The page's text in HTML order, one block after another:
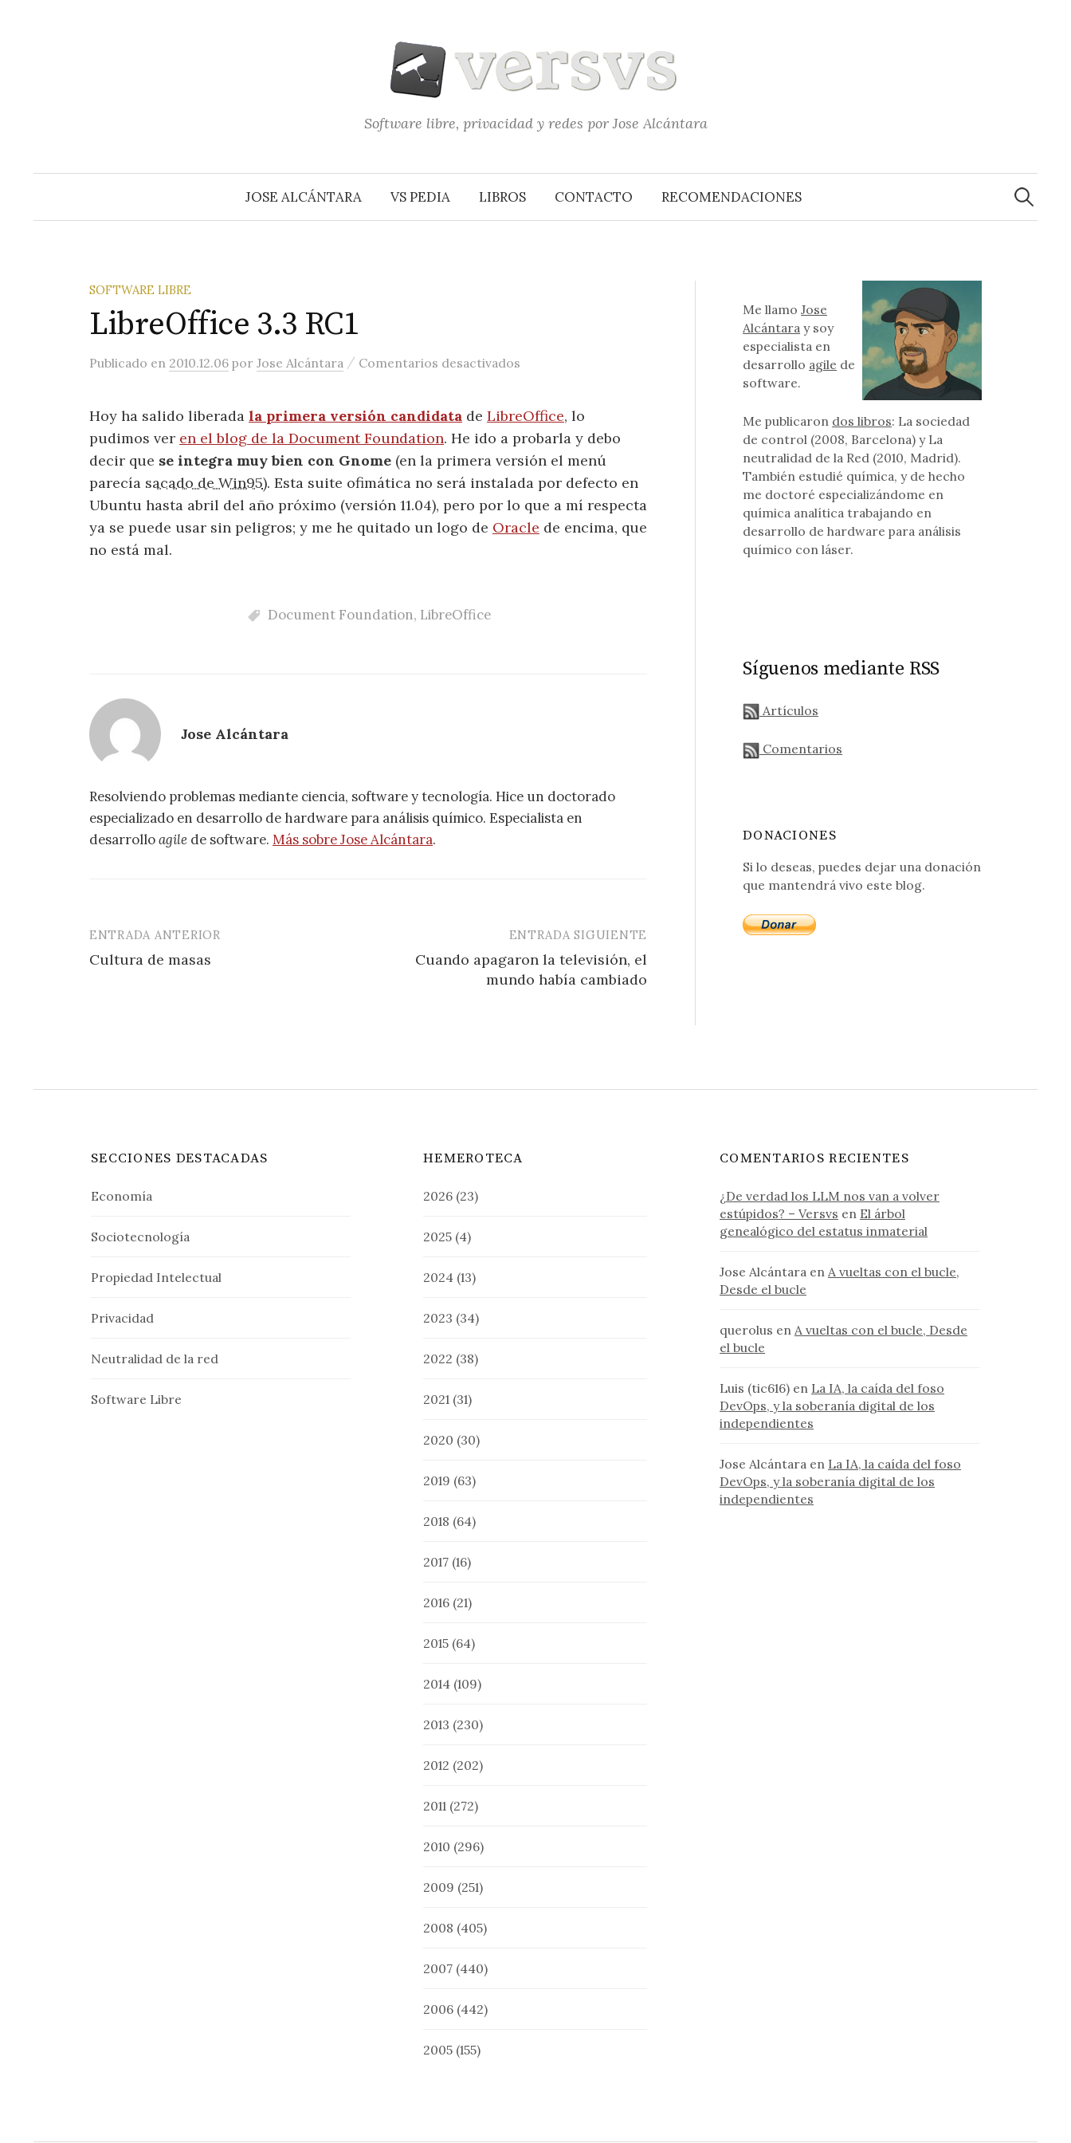
Software libre, privacidad y redes por Jose Alcántara
JOSE ALCÁNTARA VS PEDIA LIBROS CONTACTO RECOMENDACIONES
Buscar:
SOFTWARE LIBRE
LibreOffice 3.3 RC1
Publicado en 2010.12.06 por Jose Alcántara / Comentarios desactivados
Hoy ha salido liberada la primera versión candidata de LibreOffice, lo
pudimos ver en el blog de la Document Foundation. He ido a probarla y debo
decir que se integra muy bien con Gnome (en la primera versión el menú
parecía sacado de Win95). Esta suite ofimática no será instalada por defecto en
Ubuntu hasta abril del año próximo (versión 11.04), pero por lo que a mí respecta
ya se puede usar sin peligros; y me he quitado un logo de Oracle de encima, que
no está mal.
Document Foundation, LibreOffice
Jose Alcántara
Resolviendo problemas mediante ciencia, software y tecnología. Hice un doctorado
especializado en desarrollo de hardware para análisis químico. Especialista en
desarrolloagile de software. Más sobre Jose Alcántara.
Navegación
de
ENTRADA ANTERIOR
Cultura de masas
ENTRADA SIGUIENTE
Cuando apagaron la televisión, el
mundo había cambiado
Me llamoJose
Alcántara y soy
especialista en
desarrollo agile de
software.
Me publicaron dos libros: La sociedad
de control (2008, Barcelona) y La
neutralidad de la Red (2010, Madrid).
También estudié química, y de hecho
me doctoré especializándome en
química analítica trabajando en
desarrollo de hardware para análisis
químico con láser.
Síguenos mediante RSS
Artículos
Comentarios
DONACIONES
Si lo deseas, puedes dejar una donación
que mantendrá vivo este blog.
SECCIONES DESTACADAS
Economía
Sociotecnología
Propiedad Intelectual
Privacidad
Neutralidad de la red
Software Libre
HEMEROTECA
2026 (23)
2025 (4)
2024 (13)
2023 (34)
2022 (38)
2021 (31)
2020 (30)
2019 (63)
2018 (64)
2017 (16)
2016 (21)
2015 (64)
2014 (109)
2013 (230)
2012 (202)
2011 (272)
2010 (296)
2009 (251)
2008 (405)
2007 (440)
2006 (442)
2005 (155)
COMENTARIOS RECIENTES
¿De verdad los LLM nos van a volver
estúpidos? – Versvs en El árbol
genealógico del estatus inmaterial
Jose Alcántara en A vueltas con el bucle,
Desde el bucle
querolus en A vueltas con el bucle, Desde
el bucle
Luis (tic616) en La IA, la caída del foso
DevOps, y la soberanía digital de los
independientes
Jose Alcántara en La IA, la caída del foso
DevOps, y la soberanía digital de los
independientes